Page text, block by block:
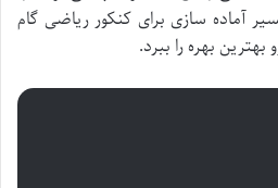
آماده سازی برای کنکور ریاضی گام
بهره را ببرد.